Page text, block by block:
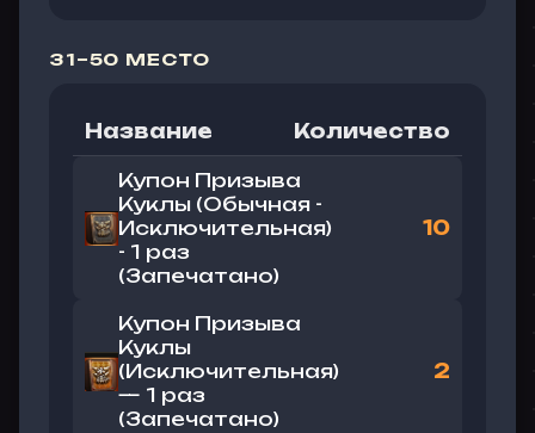
31–50 МЕСТО
Название Количество
Купон Призыва
Куклы (Обычная -
Исключительная)
- 1 раз
(Запечатано)
10
Купон Призыва
Куклы
(Исключительная)
— 1 раз
(Запечатано)
2